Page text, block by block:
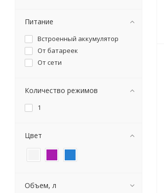
Питание
Встроенный аккумулятор
От батареек
От сети
Количество режимов
1
Цвет
Объем, л